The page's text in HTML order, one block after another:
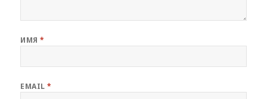
ИМЯ*
EMAIL*